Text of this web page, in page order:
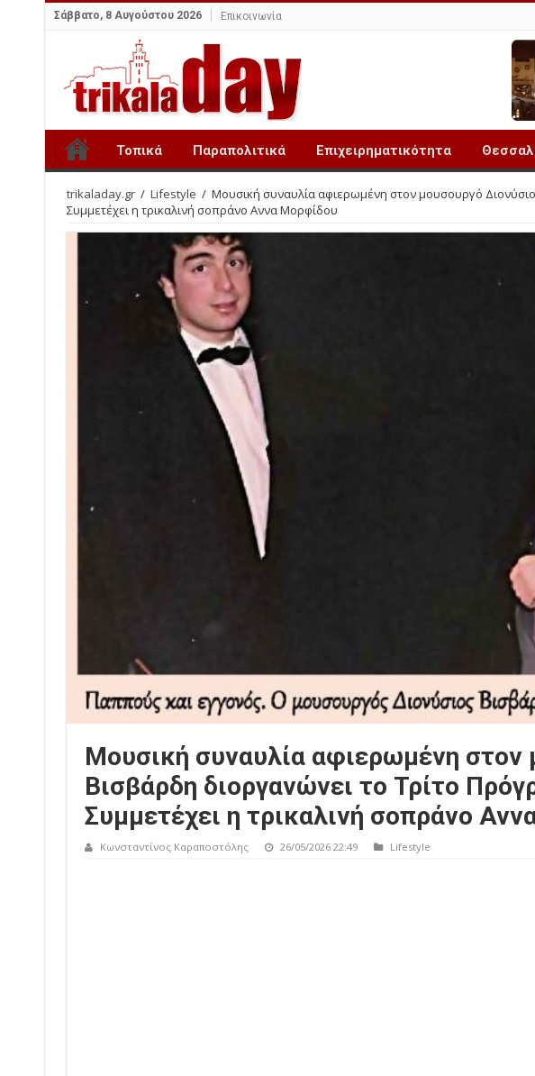
Σάββατο, 8 Αυγούστου 2026 Επικοινωνία
Τοπικά Παραπολιτικά Επιχειρηματικότητα
trikaladay.gr / Lifestyle / Μουσική συναυλία αφιερωμένη στον μουσουργό
Συμμετέχει η τρικαλινή σοπράνο Αννα Μορφίδου
Μουσική συναυλία αφιερωμένη στον
Βισβάρδη διοργανώνει το Τρίτο
Συμμετέχει η τρικαλινή σοπράνο
Κωνσταντίνος Καραποστόλης 26/05/2026 22:49 Lifestyle